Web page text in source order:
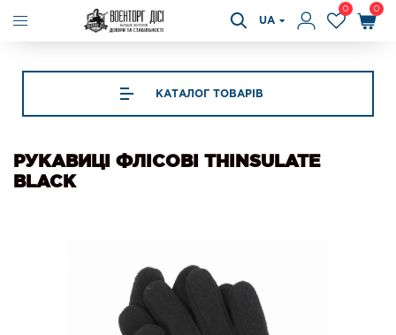
UA
0 0
КАТАЛОГ ТОВАРІВ
РУКАВИЦІ ФЛІСОВІ THINSULATE
BLACK